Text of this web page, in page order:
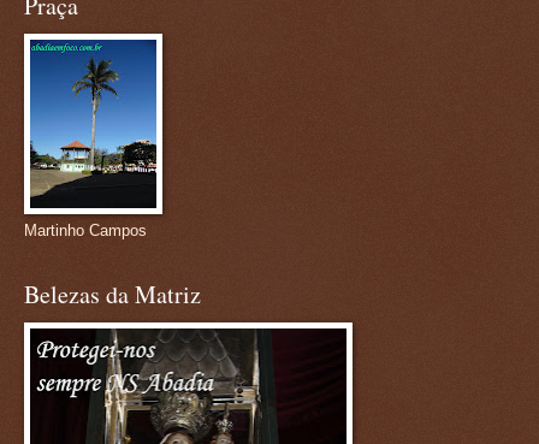
Martinho Campos
Belezas da Matriz